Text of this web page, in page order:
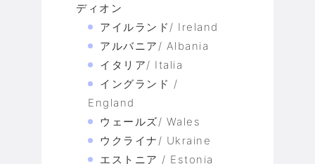
ディオン
アイルランド/ Ireland
アルバニア/ Albania
イタリア/ Italia
イングランド /
England
ウェールズ/ Wales
ウクライナ/ Ukraine
エストニア / Estonia